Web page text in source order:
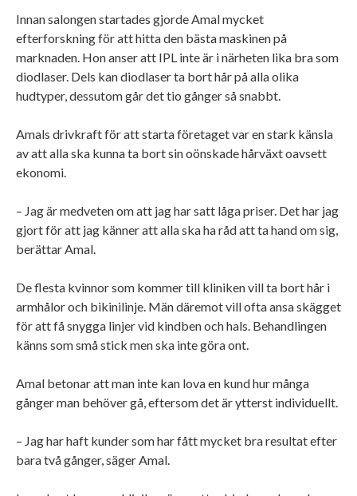
Innan salongen startades gjorde Amal mycket
efterforskning för att hitta den bästa maskinen på
marknaden. Hon anser att IPL inte är i närheten lika bra som
diodlaser. Dels kan diodlaser ta bort hår på alla olika
hudtyper, dessutom går det tio gånger så snabbt.
Amals drivkraft för att starta företaget var en stark känsla
av att alla ska kunna ta bort sin oönskade hårväxt oavsett
ekonomi.
– Jag är medveten om att jag har satt låga priser. Det har jag
gjort för att jag känner att alla ska ha råd att ta hand om sig,
berättar Amal.
De flesta kvinnor som kommer till kliniken vill ta bort hår i
armhålor och bikinilinje. Män däremot vill ofta ansa skägget
för att få snygga linjer vid kindben och hals. Behandlingen
känns som små stick men ska inte göra ont.
Amal betonar att man inte kan lova en kund hur många
gånger man behöver gå, eftersom det är ytterst individuellt.
– Jag har haft kunder som har fått mycket bra resultat efter
bara två gånger, säger Amal.